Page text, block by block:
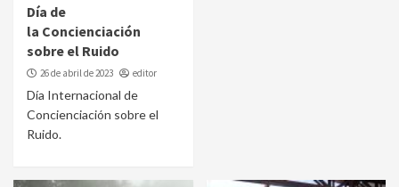
Día de
la Concienciación
sobre el Ruido
26 de abril de 2023 editor
Día Internacional de
Concienciación sobre el
Ruido.